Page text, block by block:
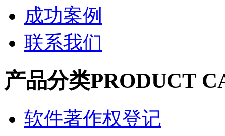
成功案例
联系我们
产品分类PRODUCT
软件著作权登记